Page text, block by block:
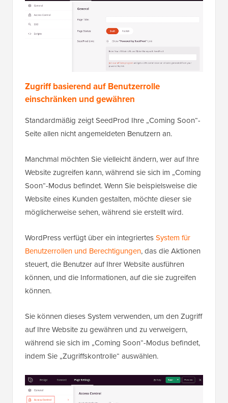
Zugriff basierend auf Benutzerrolle
einschränken und gewähren
Standardmäßig zeigt SeedProd Ihre „Coming Soon“-
Seite allen nicht angemeldeten Benutzern an.
Manchmal möchten Sie vielleicht ändern, wer auf Ihre
Website zugreifen kann, während sie sich im „Coming
Soon“-Modus befindet. Wenn Sie beispielsweise die
Website eines Kunden gestalten, möchte dieser sie
möglicherweise sehen, während sie erstellt wird.
WordPress verfügt über ein integriertesSystem für
Benutzerrollen und Berechtigungen, das die Aktionen
steuert, die Benutzer auf Ihrer Website ausführen
können, und die Informationen, auf die sie zugreifen
können.
Sie können dieses System verwenden, um den Zugriff
auf Ihre Website zu gewähren und zu verweigern,
während sie sich im „Coming Soon“-Modus befindet,
indem Sie „Zugriffskontrolle“ auswählen.